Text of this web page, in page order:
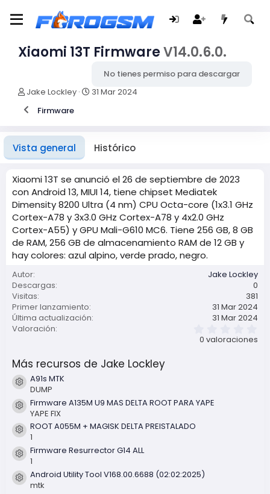
Xiaomi 13T FirmwareV14.0.6.0.
No tienes permiso para descargar
A
t
r
Jake Lockley
F
d
r
e
a
c
i
ó
n
31 Mar 2024
Firmware
Vista general Histórico
Xiaomi 13T se anunció el 26 de septiembre de 2023
con Android 13, MIUI 14, tiene chipset Mediatek
Dimensity 8200 Ultra (4 nm) CPU Octa-core (1x3.1 GHz
Cortex-A78 y 3x3.0 GHz Cortex-A78 y 4x2.0 GHz
Cortex-A55) y GPU Mali-G610 MC6. Tiene 256 GB, 8 GB
de RAM, 256 GB de almacenamiento RAM de 12 GB y
hay colores: azul alpino, verde prado, negro.
Autor
Jake Lockley
Descargas
0
Visitas
381
Primer lanzamiento
31 Mar 2024
Última actualización
31 Mar 2024
Valoración
0 valoraciones
Más recursos de Jake Lockley
Icono del recurso
A91s MTK
DUMP
Icono del recurso
Firmware A135M U9 MAS DELTA ROOT PARA YAPE
YAPE FIX
Icono del recurso
ROOT A055M + MAGISK DELTA PREISTALADO
1
Icono del recurso
Firmware Resurrector G14 ALL
1
Icono del recurso
Android Utility Tool V168.00.6688 (02:02:2025)
mtk